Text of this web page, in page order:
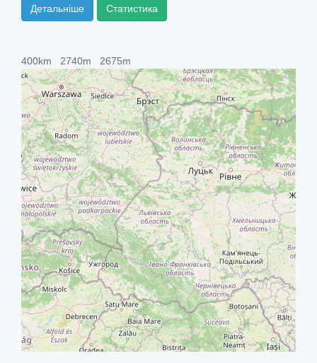
Детальніше Статистика
400km 2740m 2675m